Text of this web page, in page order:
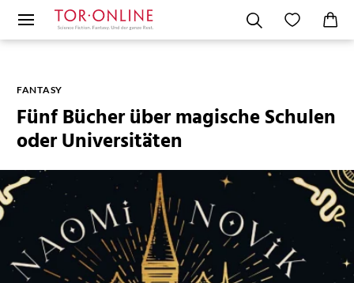
FANTASY
Fünf Bücher über magische Schulen
oder Universitäten